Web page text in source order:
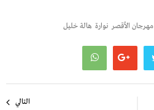
مهرجان الأقصر نوارة هالة خليل
التالي